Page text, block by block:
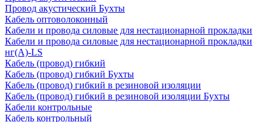
Провод акустический Бухты
Кабель оптоволоконный
Кабели и провода силовые для нестационарной прокладки
Кабели и провода силовые для нестационарной прокладки
нг(А)-LS
Кабель (провод) гибкий
Кабель (провод) гибкий Бухты
Кабель (провод) гибкий в резиновой изоляции
Кабель (провод) гибкий в резиновой изоляции Бухты
Кабели контрольные
Кабель контрольный